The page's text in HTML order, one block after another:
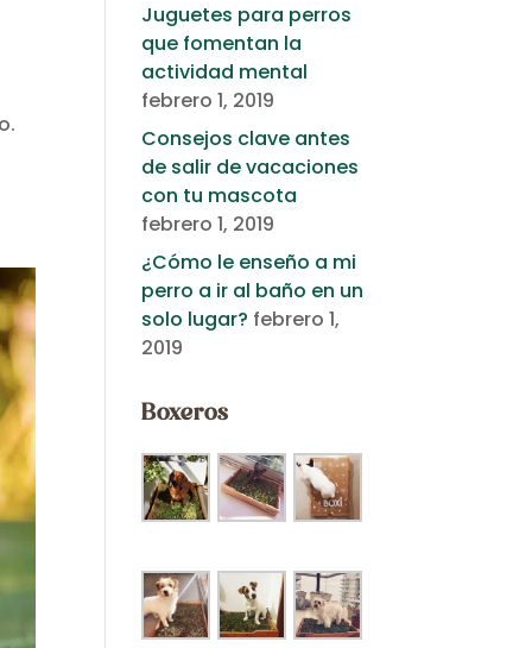
Juguetes para perros
que fomentan la
actividad mental
febrero 1, 2019
Consejos clave antes
de salir de vacaciones
con tu mascota
febrero 1, 2019
¿Cómo le enseño a mi
perro a ir al baño en un
solo lugar? febrero 1,
2019
Boxeros